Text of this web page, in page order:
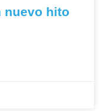
nuevo hito